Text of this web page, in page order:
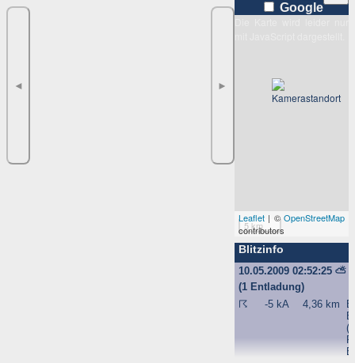
◄ ►
Google
5 km
Leaflet | ©OpenStreetMap
contributors
Blitzinfo
10.05.2009 02:52:25⛅
(1 Entladung)
☈
-5 kA 4,36 km